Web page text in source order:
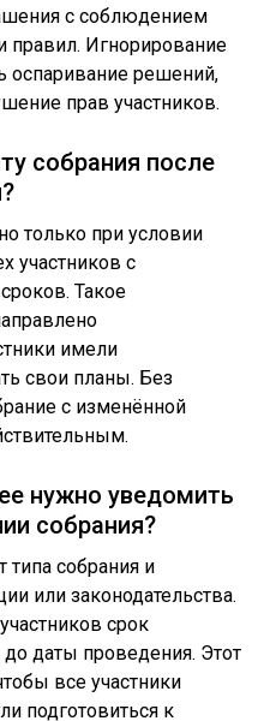
с соблюдением
правил. Игнорирование
оспаривание решений,
прав участников.
собрания после
только при условии
участников с
Такое
имели
свои планы. Без
с изменённой
нужно уведомить
собрания?
типа собрания и
или законодательства.
срок
даты проведения. Этот
все участники
подготовиться к